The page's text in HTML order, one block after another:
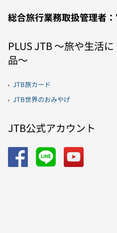
総合旅行業務取扱管理者
PLUS JTB 〜旅や生活
品〜
JTB旅カード
JTB世界のおみやげ
JTB公式アカウント